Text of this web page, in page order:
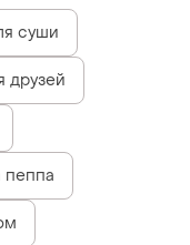
суши
друзей
пеппа